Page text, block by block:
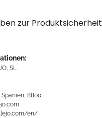
zur Produktsicherheit
SL
8800
en/